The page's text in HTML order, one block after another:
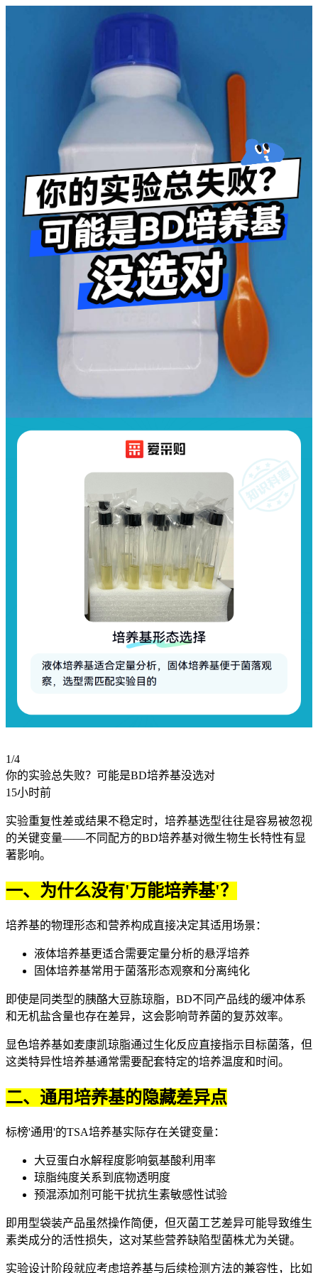
1/4
你的实验总失败？可能是BD培养基没选对
15小时前
实验重复性差或结果不稳定时，培养基选型往往是容易被忽视
的关键变量——不同配方的BD培养基对微生物生长特性有显
著影响。
一、为什么没有'万能培养基'？
培养基的物理形态和营养构成直接决定其适用场景：
液体培养基更适合需要定量分析的悬浮培养
固体培养基常用于菌落形态观察和分离纯化
即使是同类型的胰酪大豆胨琼脂，BD不同产品线的缓冲体系
和无机盐含量也存在差异，这会影响苛养菌的复苏效率。
显色培养基如麦康凯琼脂通过生化反应直接指示目标菌落，但
这类特异性培养基通常需要配套特定的培养温度和时间。
二、通用培养基的隐藏差异点
标榜'通用'的TSA培养基实际存在关键变量：
大豆蛋白水解程度影响氨基酸利用率
琼脂纯度关系到底物透明度
预混添加剂可能干扰抗生素敏感性试验
即用型袋装产品虽然操作简便，但灭菌工艺差异可能导致维生
素类成分的活性损失，这对某些营养缺陷型菌株尤为关键。
实验设计阶段就应考虑培养基与后续检测方法的兼容性，比如